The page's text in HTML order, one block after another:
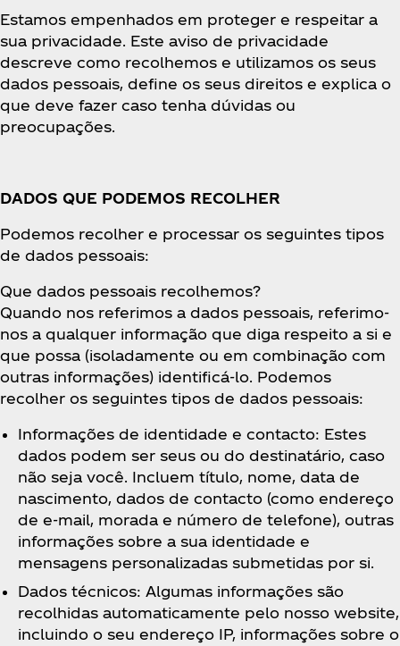
Estamos empenhados em proteger e respeitar a
sua privacidade. Este aviso de privacidade
descreve como recolhemos e utilizamos os seus
dados pessoais, define os seus direitos e explica o
que deve fazer caso tenha dúvidas ou
preocupações.
DADOS QUE PODEMOS RECOLHER
Podemos recolher e processar os seguintes tipos
de dados pessoais:
Que dados pessoais recolhemos?
Quando nos referimos a dados pessoais, referimo-
nos a qualquer informação que diga respeito a si e
que possa (isoladamente ou em combinação com
outras informações) identificá-lo. Podemos
recolher os seguintes tipos de dados pessoais:
Informações de identidade e contacto: Estes
dados podem ser seus ou do destinatário, caso
não seja você. Incluem título, nome, data de
nascimento, dados de contacto (como endereço
de e-mail, morada e número de telefone), outras
informações sobre a sua identidade e
mensagens personalizadas submetidas por si.
Dados técnicos: Algumas informações são
recolhidas automaticamente pelo nosso website,
incluindo o seu endereço IP, informações sobre o